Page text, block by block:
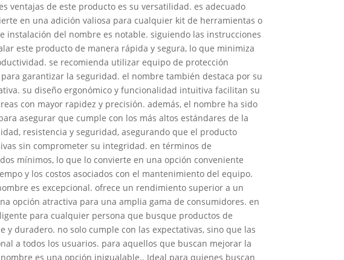
ventajas de este producto es su versatilidad. es adecuado
en una adición valiosa para cualquier kit de herramientas o
instalación del nombre es notable. siguiendo las instrucciones
este producto de manera rápida y segura, lo que minimiza
se recomienda utilizar equipo de protección
garantizar la seguridad. el nombre también destaca por su
su diseño ergonómico y funcionalidad intuitiva facilitan su
con mayor rapidez y precisión. además, el nombre ha sido
asegurar que cumple con los más altos estándares de la
resistencia y seguridad, asegurando que el producto
sin comprometer su integridad. en términos de
mínimos, lo que lo convierte en una opción conveniente
y los costos asociados con el mantenimiento del equipo.
es excepcional. ofrece un rendimiento superior a un
opción atractiva para una amplia gama de consumidores. en
para cualquier persona que busque productos de
duradero. no solo cumple con las expectativas, sino que las
a todos los usuarios. para aquellos que buscan mejorar la
es una opción inigualable.. Ideal para quienes buscan